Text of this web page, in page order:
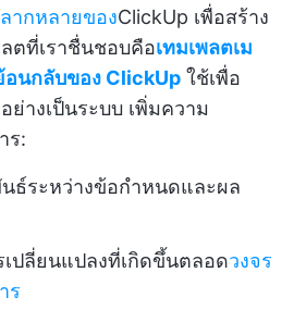
ากหลายของClickUp เพื่อสร้าง
ตที่เราชื่นชอบคือเทมเพลตเม
นกลับของ ClickUp ใช้เพื่อ
ย่างเป็นระบบ เพิ่มความ
ร:
ธ์ระหว่างข้อกำหนดและผล
ปลี่ยนแปลงที่เกิดขึ้นตลอดวงจร
ร